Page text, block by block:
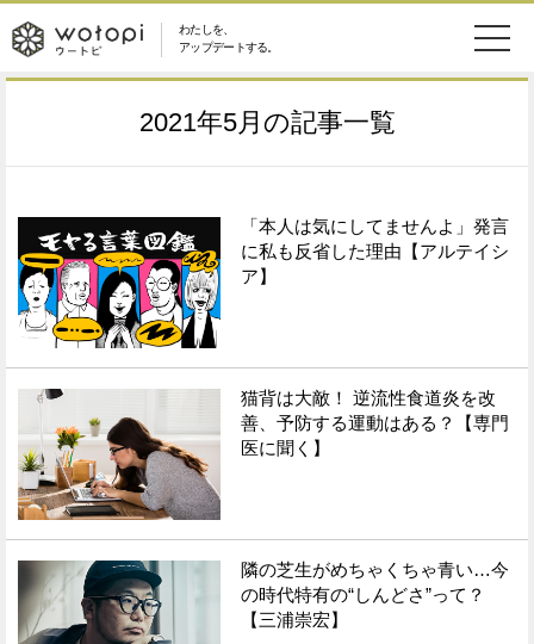
わたしを、
アップデートする。
wotopi
ー
ト
ピ
健康 ワークスタイル
ライフスタイル
ソーシャル
ウートピとは？
Facebook
で
Twitter
2021年5月 の記事一覧
「本人は気にしてませんよ」発言
に私も反省した理由【アルテイシ
ア】
猫背は大敵！ 逆流性食道炎を改
善、予防する運動はある？【専門
医に聞く】
隣の芝生がめちゃくちゃ青い…今
の時代特有の“しんどさ”って？
【三浦崇宏】